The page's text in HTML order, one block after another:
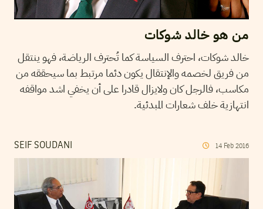
من هو خالد شوكات
خالد شوكات، احترف السياسة كما تُحترف الرياضة، فهو ينتقل
من فريق لخصمه والإنتقال يكون دئما مرتبط بما سيحققه من
مكاسب، فالرجل كان ولايزال قادرا على أن يخفي اشد مواقفه
انتهازية خلف شعارات المبدئية.
SEIF SOUDANI 14 Feb 2016